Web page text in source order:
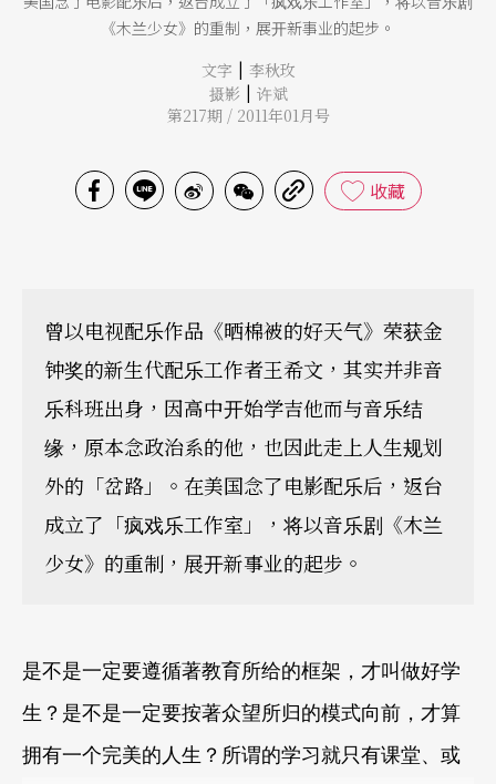
《木兰少女》的重制，展开新事业的起步。
文字 | 李秋玫
摄影 | 许斌
第217期 / 2011年01月号
收藏
曾以电视配乐作品《晒棉被的好天气》荣获金
钟奖的新生代配乐工作者王希文，其实并非音
乐科班出身，因高中开始学吉他而与音乐结
缘，原本念政治系的他，也因此走上人生规划
外的「岔路」。在美国念了电影配乐后，返台
成立了「疯戏乐工作室」，将以音乐剧《木兰
少女》的重制，展开新事业的起步。
是不是一定要遵循著教育所给的框架，才叫做好学
生？是不是一定要按著众望所归的模式向前，才算
拥有一个完美的人生？所谓的学习就只有课堂、或